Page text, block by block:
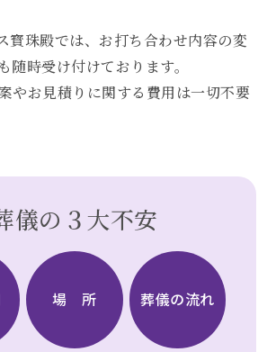
寳珠殿では、お打ち合わせ内容の変
随時受け付けております。
やお見積りに関する費用は一切不要
儀の３大不安
場 所 葬儀の流れ